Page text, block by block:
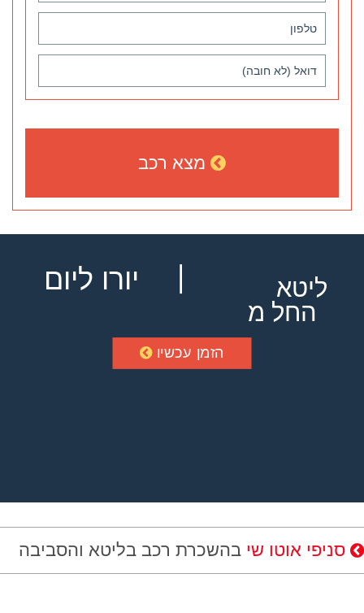
מצא רכב
ליטא
החל מ
יורו ליום
הזמן עכשיו
סניפי אוטו שי בהשכרת רכב בליטא והסביבה